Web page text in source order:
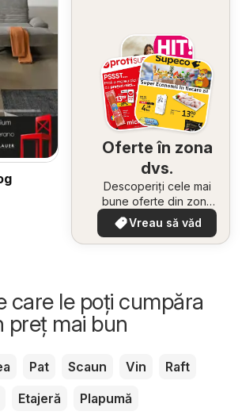
Oferte în zona
dvs.
Descoperiți cele mai
bune oferte din zona
dumneavoastră
Vreau să văd
care le poți cumpăra
preț mai bun
Pat Scaun Vin
Raft
Etajeră Plapumă